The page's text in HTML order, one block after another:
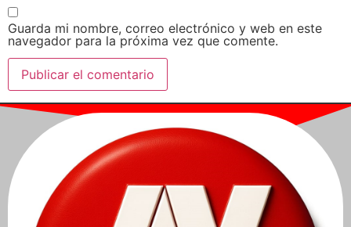
Guarda mi nombre, correo electrónico y web en este
navegador para la próxima vez que comente.